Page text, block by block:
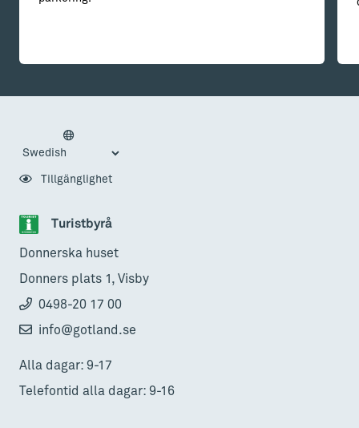
Turistbyrå
Donnerska huset
Donners plats 1, Visby
0498-20 17 00
info@gotland.se
Alla dagar: 9-17
Telefontid alla dagar: 9-16
Tillgänglighet